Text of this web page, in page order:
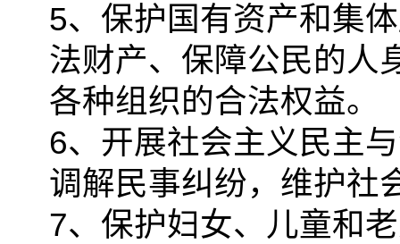
5、保护国有资产和集
法财产、保障公民的人
各种组织的合法权益。
6、开展社会主义民主
调解民事纠纷，维护社
7、保护妇女、儿童和